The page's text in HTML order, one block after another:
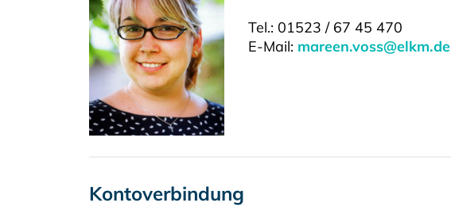
Tel.: 01523 / 67 45 470
E-Mail: mareen.voss@elkm.de
Kontoverbindung